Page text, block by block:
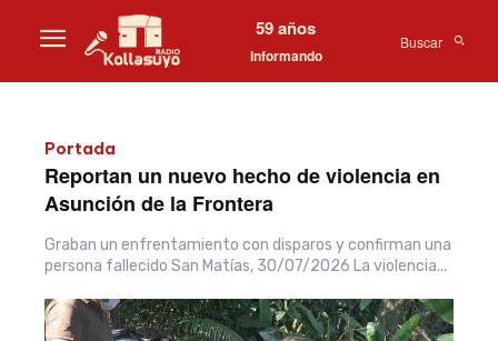
59 años
Informando
Buscar
Portada
Reportan un nuevo hecho de violencia en
Asunción de la Frontera
Graban un enfrentamiento con disparos y confirman una
persona fallecido San Matías, 30/07/2026 La violencia...